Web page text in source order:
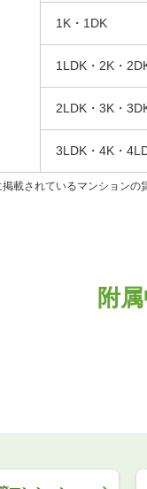
1K・1DK
1LDK・2K・
2LDK・3K・
3LDK・4K・
載されているマンションの
附